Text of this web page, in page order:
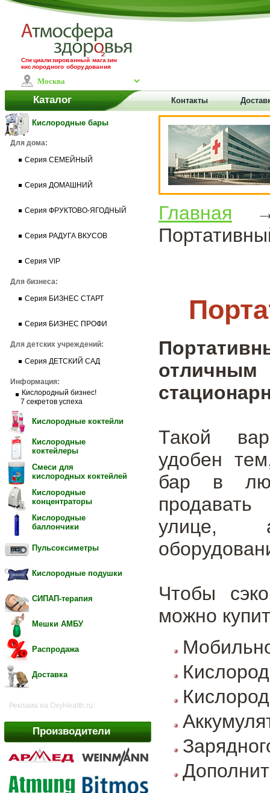
Специализированный магазин
кислородного оборудования
Каталог Контакты
Кислородные бары
Для дома:
Серия СЕМЕЙНЫЙ
Серия ДОМАШНИЙ
Серия ФРУКТОВО-ЯГОДНЫЙ
Серия РАДУГА ВКУСОВ
Серия VIP
Для бизнеса:
Серия БИЗНЕС СТАРТ
Серия БИЗНЕС ПРОФИ
Для детских учреждений:
Серия ДЕТСКИЙ САД
Информация:
Кислородный бизнес!
7 секретов успеха
Кислородные коктейли
Кислородные
коктейлеры
Смеси для
кислородных коктейлей
Кислородные
концентраторы
Кислородные
баллончики
Пульсоксиметры
Кислородные подушки
СИПАП-терапия
Мешки АМБУ
Распродажа
Доставка
Реклама на OxyHealth.ru:
Производители
Главная
Такой
удобен
бар в
улице,
Чтобы
можно